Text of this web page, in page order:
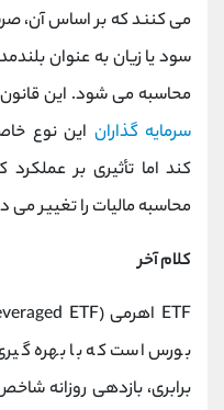
محاسبه می ‌شود. این قانون
سرمایه‌ گذاران این نوع
کند اما تأثیری بر
محاسبه مالیات را تغییر می
کلام آخر
ETF اهرمی (Leveraged ETF) نوعی
برابری، بازدهی روزانه